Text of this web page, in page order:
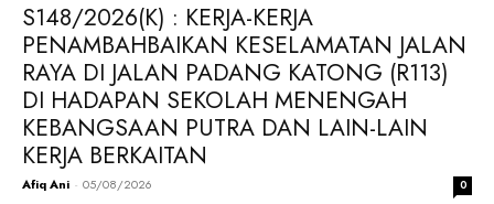
S148/2026(K) : KERJA-KERJA
PENAMBAHBAIKAN KESELAMATAN JALAN
RAYA DI JALAN PADANG KATONG (R113)
DI HADAPAN SEKOLAH MENENGAH
KEBANGSAAN PUTRA DAN LAIN-LAIN
KERJA BERKAITAN
Afiq Ani - 05/08/2026 0